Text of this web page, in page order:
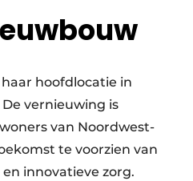
hoofdlocatie in
vernieuwing is
van Noordwest-
te voorzien van
innovatieve zorg.